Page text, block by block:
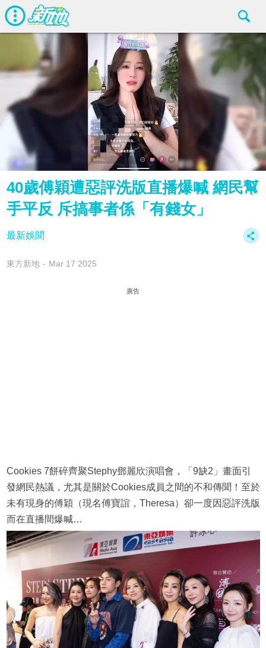
40歲傅穎遭惡評洗版直播爆喊 網民幫
手平反 斥搞事者係「有錢女」
最新娛聞
東方新地 Mar 17 2025
廣告
Cookies 7餅碎齊聚Stephy鄧麗欣演唱會，「9缺2」畫面引
發網民熱議，尤其是關於Cookies成員之間的不和傳聞！至於
未有現身的傅穎（現名傅寶誼，Theresa）卻一度因惡評洗版
而在直播間爆喊…